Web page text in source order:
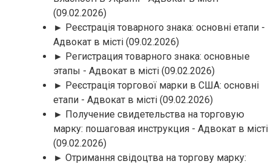
(09.02.2026)
► Реєстрація товарного знака: основні етапи -
Адвокат в місті (09.02.2026)
► Регистрация товарного знака: основные
этапы - Адвокат в місті (09.02.2026)
► Реєстрація торгової марки в США: основні
етапи - Адвокат в місті (09.02.2026)
► Получение свидетельства на торговую
марку: пошаговая инструкция - Адвокат в місті
(09.02.2026)
► Отримання свідоцтва на торгову марку: